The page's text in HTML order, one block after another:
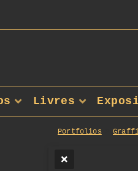
Portfolios
Livres